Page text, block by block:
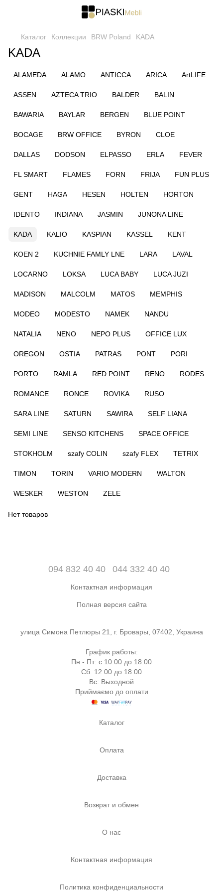
Каталог Коллекции BRW Poland KADA
KADA
ALAMEDA ALAMO ANTICCA ARICA ArtLIFE
ASSEN AZTECA TRIO BALDER BALIN
BAWARIA BAYLAR BERGEN BLUE POINT
BOCAGE BRW OFFICE BYRON CLOE
DALLAS DODSON ELPASSO ERLA FEVER
FL SMART FLAMES FORN FRIJA FUN PLUS
GENT HAGA HESEN HOLTEN HORTON
IDENTO INDIANA JASMIN JUNONA LINE
KADA KALIO KASPIAN KASSEL KENT
KOEN 2 KUCHNIE FAMLY LNE LARA LAVAL
LOCARNO LOKSA LUCA BABY LUCA JUZI
MADISON MALCOLM MATOS MEMPHIS
MODEO MODESTO NAMEK NANDU
NATALIA NENO NEPO PLUS OFFICE LUX
OREGON OSTIA PATRAS PONT PORI
PORTO RAMLA RED POINT RENO RODES
ROMANCE RONCE ROVIKA RUSO
SARA LINE SATURN SAWIRA SELF LIANA
SEMI LINE SENSO KITCHENS SPACE OFFICE
STOKHOLM szafy COLIN szafy FLEX TETRIX
TIMON TORIN VARIO MODERN WALTON
WESKER WESTON ZELE
Нет товаров
094 832 40 40 044 332 40 40
Контактная информация
Полная версия сайта
улица Симона Петлюры 21, г. Бровары, 07402, Украина
График работы:
Пн - Пт: с 10:00 до 18:00
Сб: 12:00 до 18:00
Вс: Выходной
Приймаємо до оплати
Каталог
Оплата
Доставка
Возврат и обмен
О нас
Контактная информация
Политика конфиденциальности